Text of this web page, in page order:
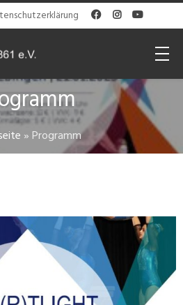
  
» Programm